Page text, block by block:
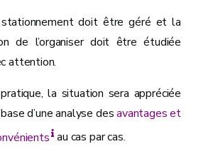
doit être géré et la
de l’organiser doit être étudiée
attention.
la situation sera appréciée
d’une analyse desavantages et
au cas par cas.